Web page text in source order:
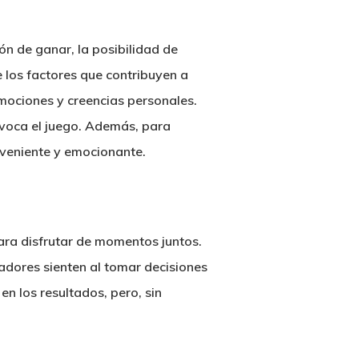
de ganar, la posibilidad de
factores que contribuyen a
y creencias personales.
el juego. Además, para
y emocionante.
disfrutar de momentos juntos.
sienten al tomar decisiones
los resultados, pero, sin